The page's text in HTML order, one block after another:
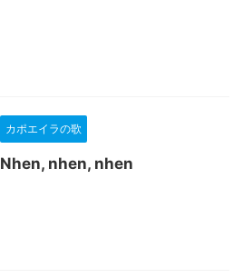
カポエイラの歌
Nhen, nhen, nhen